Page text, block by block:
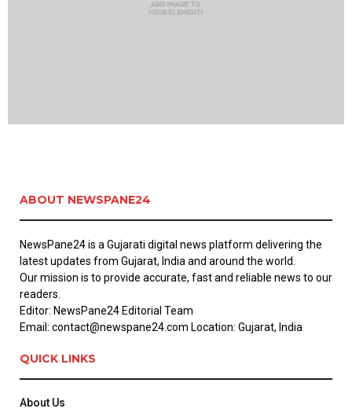
ABOUT NEWSPANE24
NewsPane24 is a Gujarati digital news platform delivering the
latest updates from Gujarat, India and around the world.
Our mission is to provide accurate, fast and reliable news to our
readers.
Editor: NewsPane24 Editorial Team
Email: contact@newspane24.com Location: Gujarat, India
QUICK LINKS
About Us